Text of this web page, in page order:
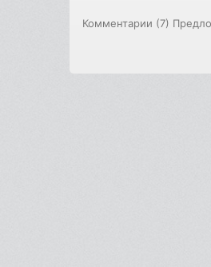
Комментарии (7)